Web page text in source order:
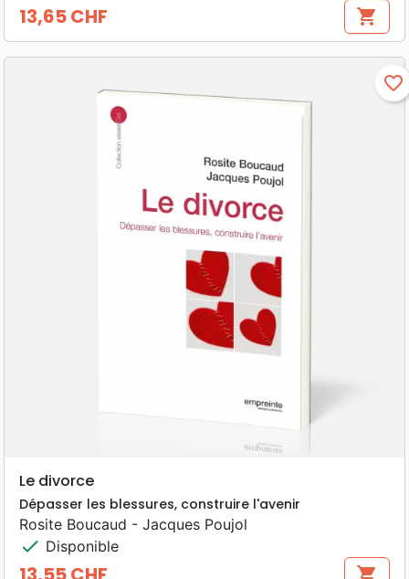
Prix
13,65 CHF shopping_cart
favorite_border
Le divorce
Dépasser les blessures, construire l'avenir
Rosite Boucaud - Jacques Poujol
check Disponible
shopping_cart